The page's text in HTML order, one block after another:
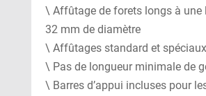
\ Affûtage de forets longs à une
32 mm de diamètre
\ Affûtages standard et spéciaux
\ Pas de longueur minimale de
\ Barres d’appui incluses pour